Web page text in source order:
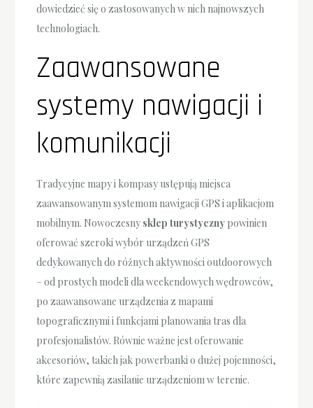
dowiedzieć się o zastosowanych w nich najnowszych
technologiach.
Zaawansowane
systemy nawigacji i
komunikacji
Tradycyjne mapy i kompasy ustępują miejsca
zaawansowanym systemom nawigacji GPS i aplikacjom
mobilnym. Nowoczesny sklep turystyczny powinien
oferować szeroki wybór urządzeń GPS
dedykowanych do różnych aktywności outdoorowych
– od prostych modeli dla weekendowych wędrowców,
po zaawansowane urządzenia z mapami
topograficznymi i funkcjami planowania tras dla
profesjonalistów. Równie ważne jest oferowanie
akcesoriów, takich jak powerbanki o dużej pojemności,
które zapewnią zasilanie urządzeniom w terenie.